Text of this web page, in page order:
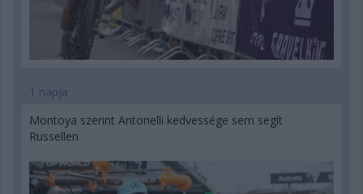
1 napja
Montoya szerint Antonelli kedvessége sem segít
Russellen